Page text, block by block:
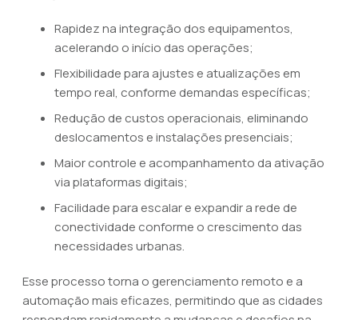
Rapidez na integração dos equipamentos,
acelerando o início das operações;
Flexibilidade para ajustes e atualizações em
tempo real, conforme demandas específicas;
Redução de custos operacionais, eliminando
deslocamentos e instalações presenciais;
Maior controle e acompanhamento da ativação
via plataformas digitais;
Facilidade para escalar e expandir a rede de
conectividade conforme o crescimento das
necessidades urbanas.
Esse processo torna o gerenciamento remoto e a
automação mais eficazes, permitindo que as cidades